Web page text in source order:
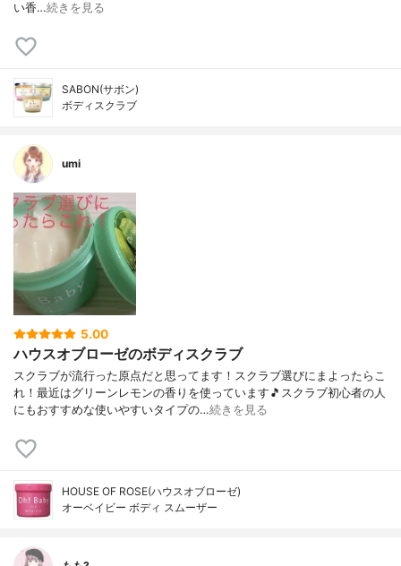
い香…続きを見る
SABON(サボン)
ボディスクラブ
umi
5.00
ハウスオブローゼのボディスクラブ
スクラブが流行った原点だと思ってます！スクラブ選びにまよったらこ
れ！最近はグリーンレモンの香りを使っています🎵スクラブ初心者の人
にもおすすめな使いやすいタイプの…続きを見る
HOUSE OF ROSE(ハウスオブローゼ)
オーベイビー ボディ スムーザー